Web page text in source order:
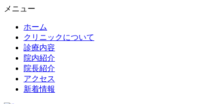
メニュー
ホーム
クリニックについて
診療内容
院内紹介
院長紹介
アクセス
新着情報